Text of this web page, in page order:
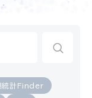
統計Finder